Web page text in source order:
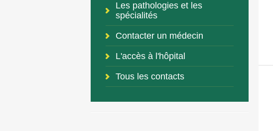
Les pathologies et les
spécialités
Contacter un médecin
L'accès à l'hôpital
Tous les contacts